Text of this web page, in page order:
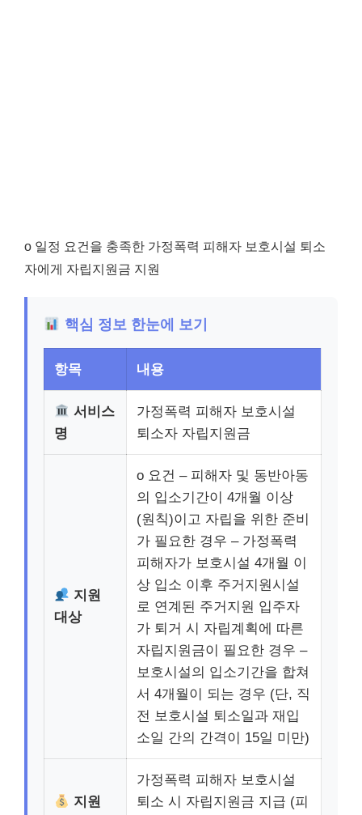
o 일정 요건을 충족한 가정폭력 피해자 보호시설 퇴소
자에게 자립지원금 지원
핵심 정보 한눈에 보기
항목 내용
서비스
명
가정폭력 피해자 보호시설
퇴소자 자립지원금
지원
대상
o 요건 – 피해자 및 동반아동
의 입소기간이 4개월 이상
(원칙)이고 자립을 위한 준비
가 필요한 경우 – 가정폭력
피해자가 보호시설 4개월 이
상 입소 이후 주거지원시설
로 연계된 주거지원 입주자
가 퇴거 시 자립계획에 따른
자립지원금이 필요한 경우 –
보호시설의 입소기간을 합쳐
서 4개월이 되는 경우 (단, 직
전 보호시설 퇴소일과 재입
소일 간의 간격이 15일 미만)
지원
가정폭력 피해자 보호시설
퇴소 시 자립지원금 지급 (피